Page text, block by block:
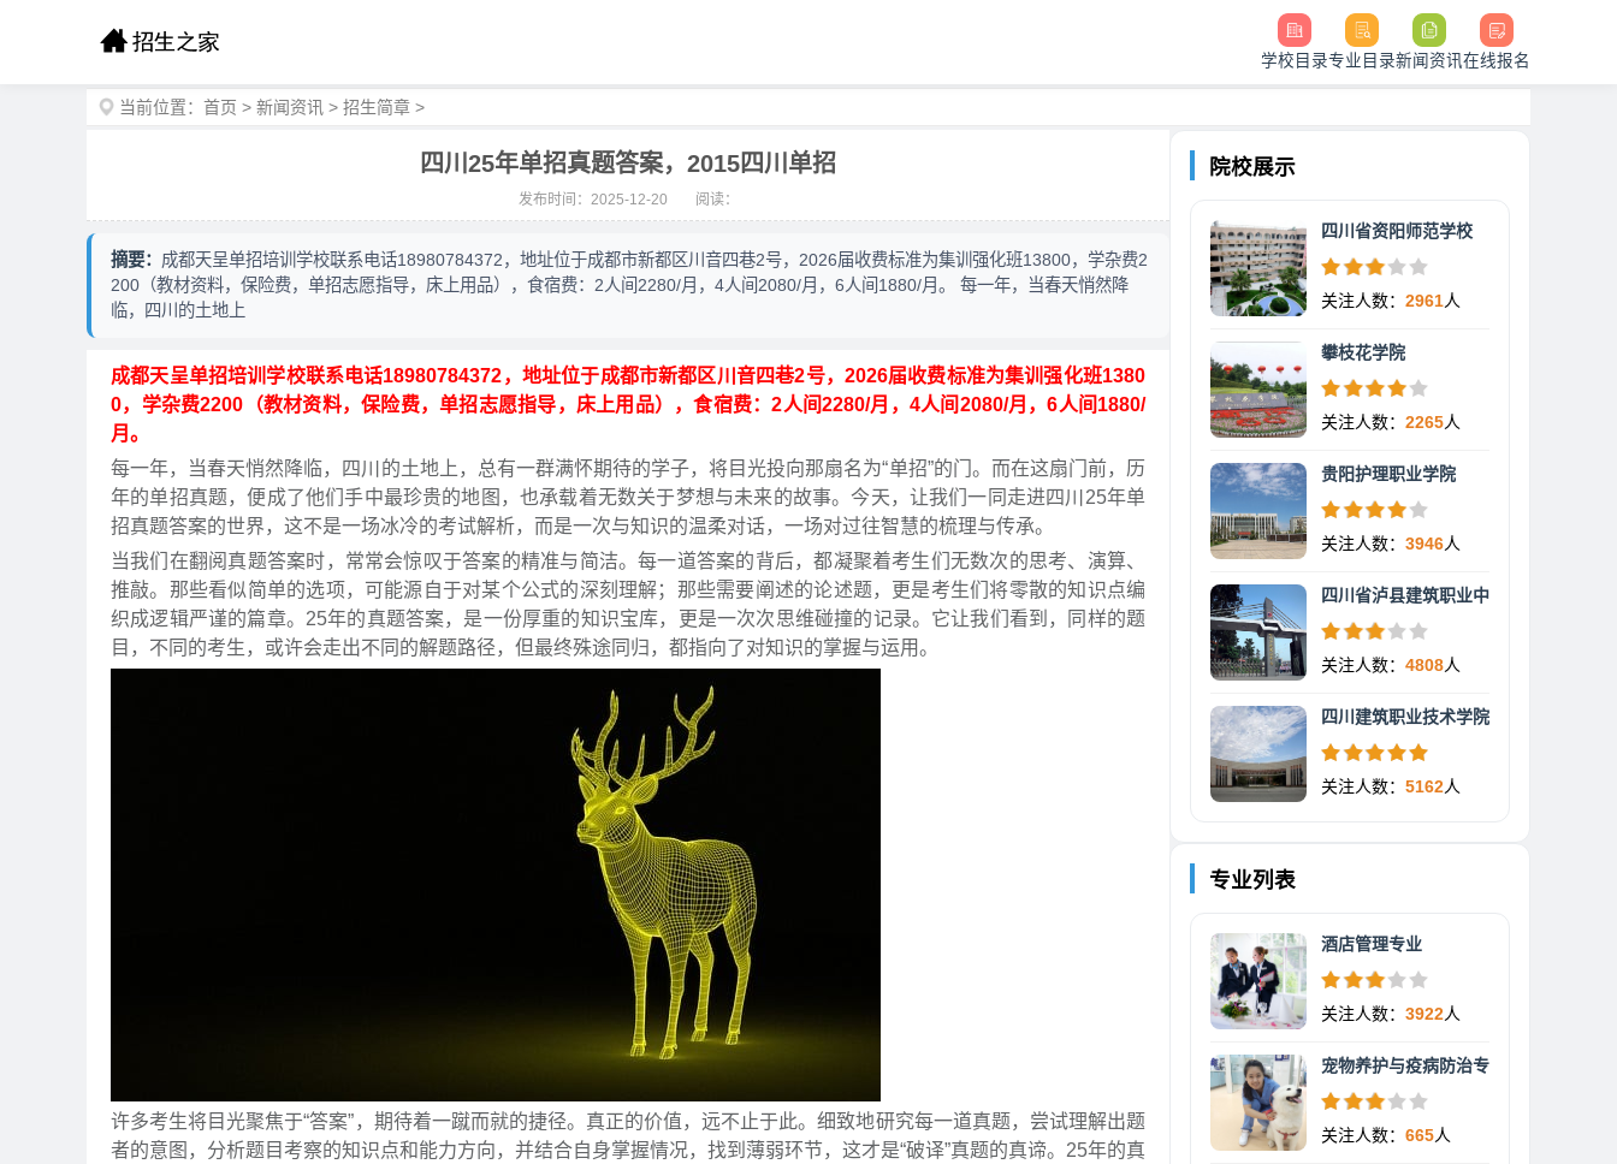
学校目录专业目录新闻资讯在线报名
当前位置： 首页 > 新闻资讯 > 招生简章 >
四川25年单招真题答案，2015四川单招
发布时间：2025-12-20 阅读：
摘要： 成都天呈单招培训学校联系电话18980784372，地址位于成都市新都区川音四巷2号，2026届收费标准为集训强化班13800，学杂费2
200（教材资料，保险费，单招志愿指导，床上用品），食宿费：2人间2280/月，4人间2080/月，6人间1880/月。 每一年，当春天悄然降
临，四川的土地上
成都天呈单招培训学校联系电话18980784372，地址位于成都市新都区川音四巷2号，2026届收费标准为集训强化班1380
0，学杂费2200（教材资料，保险费，单招志愿指导，床上用品），食宿费：2人间2280/月，4人间2080/月，6人间1880/
月。
每一年，当春天悄然降临，四川的土地上，总有一群满怀期待的学子，将目光投向那扇名为“单招”的门。而在这扇门前，历
年的单招真题，便成了他们手中最珍贵的地图，也承载着无数关于梦想与未来的故事。今天，让我们一同走进四川25年单
招真题答案的世界，这不是一场冰冷的考试解析，而是一次与知识的温柔对话，一场对过往智慧的梳理与传承。
当我们在翻阅真题答案时，常常会惊叹于答案的精准与简洁。每一道答案的背后，都凝聚着考生们无数次的思考、演算、
推敲。那些看似简单的选项，可能源自于对某个公式的深刻理解；那些需要阐述的论述题，更是考生们将零散的知识点编
织成逻辑严谨的篇章。25年的真题答案，是一份厚重的知识宝库，更是一次次思维碰撞的记录。它让我们看到，同样的题
目，不同的考生，或许会走出不同的解题路径，但最终殊途同归，都指向了对知识的掌握与运用。
许多考生将目光聚焦于“答案”，期待着一蹴而就的捷径。真正的价值，远不止于此。细致地研究每一道真题，尝试理解出题
者的意图，分析题目考察的知识点和能力方向，并结合自身掌握情况，找到薄弱环节，这才是“破译”真题的真谛。25年的真
院校展示
四川省资阳师范学校
关注人数： 2961人
攀枝花学院
关注人数： 2265人
贵阳护理职业学院
关注人数： 3946人
四川省泸县建筑职业中
关注人数： 4808人
四川建筑职业技术学院
关注人数： 5162人
专业列表
酒店管理专业
关注人数： 3922人
宠物养护与疫病防治专
关注人数： 665人